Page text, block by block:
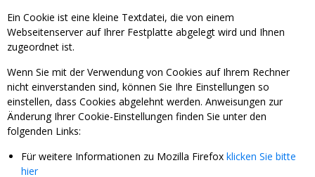
Ein Cookie ist eine kleine Textdatei, die von einem
Webseitenserver auf Ihrer Festplatte abgelegt wird und Ihnen
zugeordnet ist.
Wenn Sie mit der Verwendung von Cookies auf Ihrem Rechner
nicht einverstanden sind, können Sie Ihre Einstellungen so
einstellen, dass Cookies abgelehnt werden. Anweisungen zur
Änderung Ihrer Cookie-Einstellungen finden Sie unter den
folgenden Links:
Für weitere Informationen zu Mozilla Firefox klicken Sie bitte
hier